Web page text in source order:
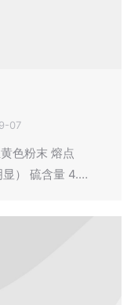
07
色粉末 熔点
） 硫含量 4.…